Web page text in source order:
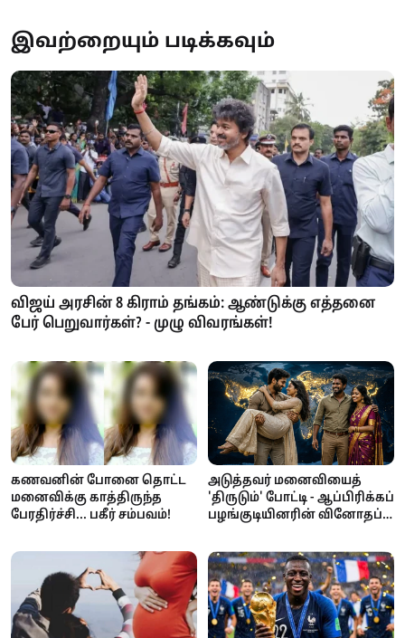
இவற்றையும் படிக்கவும்
விஜய் அரசின் 8 கிராம் தங்கம்: ஆண்டுக்கு எத்தனை
பேர் பெறுவார்கள்? - முழு விவரங்கள்!
கணவனின் போனை தொட்ட
மனைவிக்கு காத்திருந்த
பேரதிர்ச்சி... பகீர் சம்பவம்!
அடுத்தவர் மனைவியைத்
'திருடும்' போட்டி - ஆப்பிரிக்கப்
பழங்குடியினரின் வினோதப்